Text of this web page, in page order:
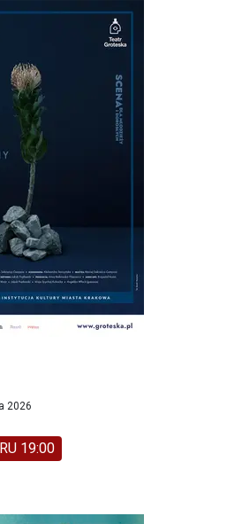
2026
19:00